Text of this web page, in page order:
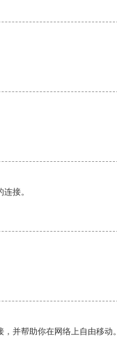
接。
并帮助你在网络上自由移动。